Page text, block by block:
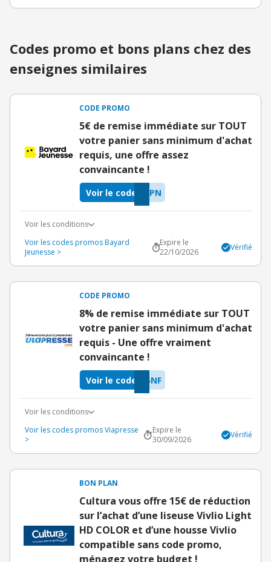
Codes promo et bons plans chez des
enseignes similaires
CODE PROMO
5€ de remise immédiate sur TOUT
votre panier sans minimum d'achat
requis, une offre assez
convaincante !
YPN
Voir le code
Voir les conditions
Voir les codes promos Bayard
Jeunesse >
Expire le
22/10/2026
Vérifié
CODE PROMO
8% de remise immédiate sur TOUT
votre panier sans minimum d'achat
requis - Une offre vraiment
convaincante !
5NF
Voir le code
Voir les conditions
Voir les codes promos Viapresse
>
Expire le
30/09/2026
Vérifié
BON PLAN
Cultura vous offre 15€ de réduction
sur l’achat d’une liseuse Vivlio Light
HD COLOR et d’une housse Vivlio
compatible sans code promo,
ménagez votre budget !